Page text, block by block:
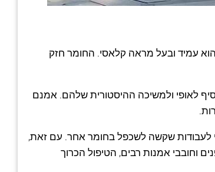
עמיד ובעל מראה קלאסי. החומר חזק
לאופי ולמשיכה ההיסטורית שלהם. אמנם
לעבודות שקשה לשכפל בחומר אחר. עם זאת,
וחובבי אמנות רבים, הטיפול הכרוך